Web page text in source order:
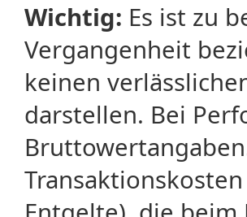
Wichtig: Es ist zu
Vergangenheit
keinen
darstellen. Bei